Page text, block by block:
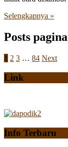
Selengkapnya »
Posts
1 2 3 … 84 Next
Link
Info Terbaru